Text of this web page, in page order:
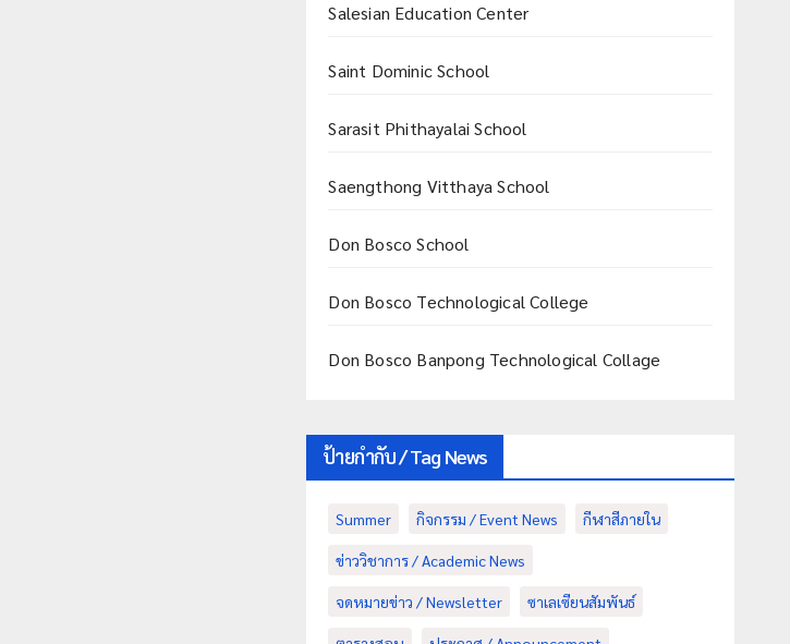
Salesian Education Center
Saint Dominic School
Sarasit Phithayalai School
Saengthong Vitthaya School
Don Bosco School
Don Bosco Technological College
Don Bosco Banpong Technological Collage
ป้ายกำกับ / Tag News
Summer กิจกรรม / Event News กีฬาสีภายใน
ข่าววิชาการ / Academic News
จดหมายข่าว / Newsletter ซาเลเซียนสัมพันธ์